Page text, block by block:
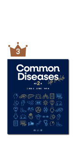
嗽が疑われた！
炎が疑われた！
疾患
われた!
障害が疑われた！
害が疑われた!
よる肝障害が疑われた！
障害が疑われた!
によるショックが
よるショックが疑
ショックが疑われ
疑われた！
菌薬）によるdrug
3